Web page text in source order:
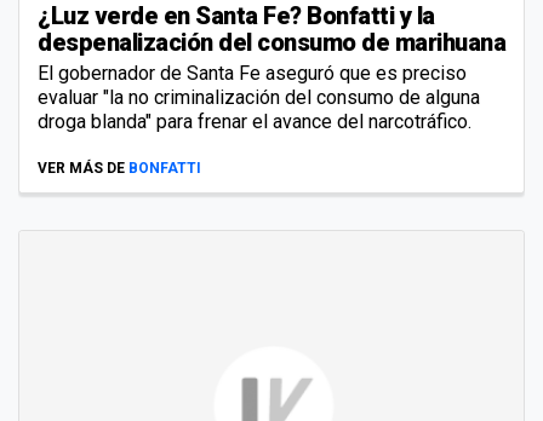
¿Luz verde en Santa Fe? Bonfatti y la
despenalización del consumo de marihuana
El gobernador de Santa Fe aseguró que es preciso
evaluar "la no criminalización del consumo de alguna
droga blanda" para frenar el avance del narcotráfico.
VER MÁS DE BONFATTI